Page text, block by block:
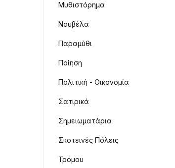
Μυθιστόρημα
Νουβέλα
Παραμύθι
Ποίηση
Πολιτική - Οικονομία
Σατιρικά
Σημειωματάρια
Σκοτεινές Πόλεις
Τρόμου